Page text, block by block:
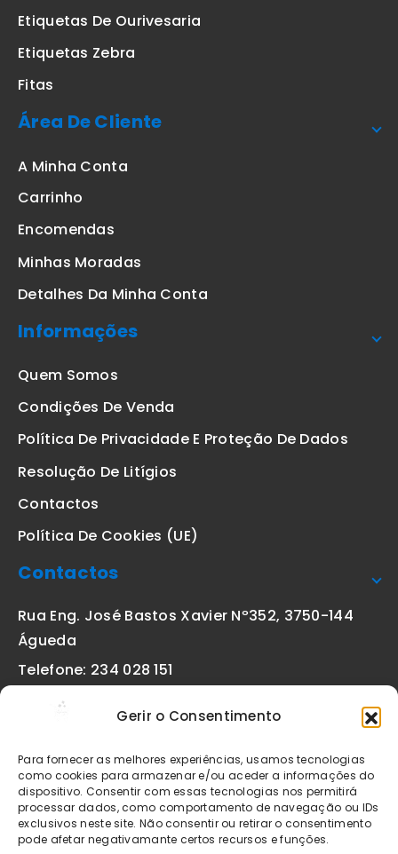
Gerir o Consentimento
Para fornecer as melhores experiências, usamos tecnologias
como cookies para armazenar e/ou aceder a informações do
dispositivo. Consentir com essas tecnologias nos permitirá
processar dados, como comportamento de navegação ou IDs
exclusivos neste site. Não consentir ou retirar o consentimento
pode afetar negativamante certos recursos e funções.
Etiquetas De Ourivesaria
Etiquetas Zebra
Fitas
Área De Cliente
A Minha Conta
Carrinho
Encomendas
Minhas Moradas
Detalhes Da Minha Conta
Informações
Quem Somos
Condições De Venda
Política De Privacidade E Proteção De Dados
Resolução De Litígios
Contactos
Política De Cookies (UE)
Contactos
Rua Eng. José Bastos Xavier Nº352, 3750-144
Águeda
Telefone: 234 028 151
geral@etiquetas-online.pt
Os preços indicados incluem IVA à taxa legal em vigor. Todos
os artigos apresentados no site encontram-se sujeitos à
disponibilidade de stock após confirmação da encomenda. As